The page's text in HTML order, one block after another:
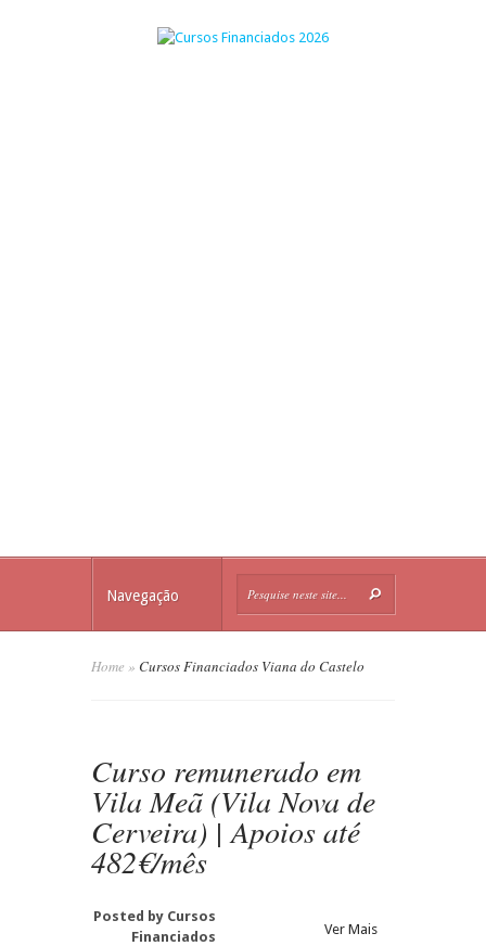
Navegação
Home » Cursos Financiados Viana do Castelo
Curso remunerado em
Vila Meã (Vila Nova de
Cerveira) | Apoios até
482€/mês
Posted by Cursos
Financiados
Ver Mais